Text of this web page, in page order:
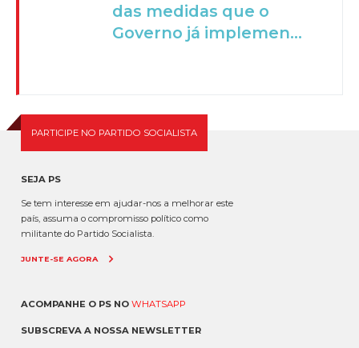
das medidas que o
Governo já implemen...
PARTICIPE NO PARTIDO SOCIALISTA
SEJA PS
Se tem interesse em ajudar-nos a melhorar este
país, assuma o compromisso político como
militante do Partido Socialista.
JUNTE-SE AGORA
ACOMPANHE O PS NO WHATSAPP
SUBSCREVA A NOSSA NEWSLETTER